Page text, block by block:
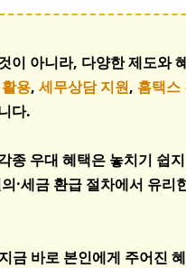
이 아니라, 다양한 제도와
용, 세무상담 지원, 홈택스
다.
종 우대 혜택은 놓치기 쉽
·세금 환급 절차에서 유리
금 바로 본인에게 주어진